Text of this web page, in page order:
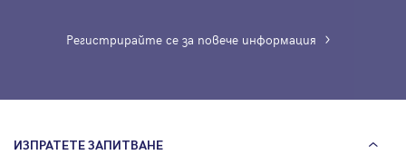
Регистрирайте се за повече информация
ИЗПРАТЕТЕ ЗАПИТВАНЕ